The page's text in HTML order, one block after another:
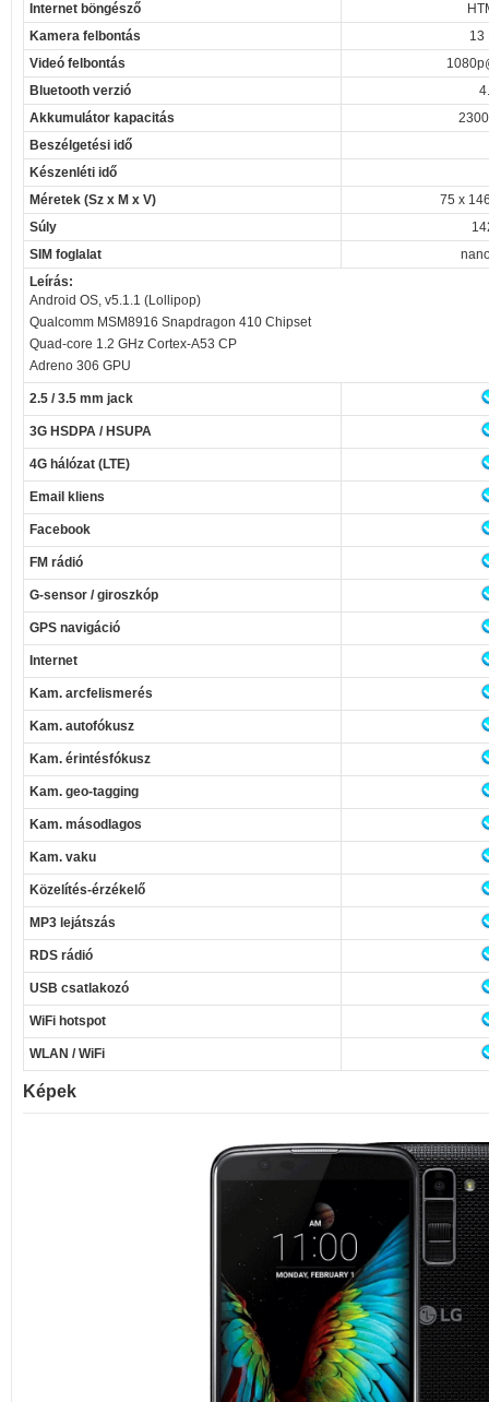
Internet böngésző
Kamera felbontás
13
Videó felbontás
Bluetooth verzió
Akkumulátor kapacitás
Beszélgetési idő
Készenléti idő
Méretek (Sz x M x V)
75 x
Súly
SIM foglalat
Leírás:
Android OS, v5.1.1 (Lollipop)
Qualcomm MSM8916 Snapdragon 410 Chipset
Quad-core 1.2 GHz Cortex-A53 CP
Adreno 306 GPU
2.5 / 3.5 mm jack
3G HSDPA / HSUPA
4G hálózat (LTE)
Email kliens
Facebook
FM rádió
G-sensor / giroszkóp
GPS navigáció
Internet
Kam. arcfelismerés
Kam. autofókusz
Kam. érintésfókusz
Kam. geo-tagging
Kam. másodlagos
Kam. vaku
Közelítés-érzékelő
MP3 lejátszás
RDS rádió
USB csatlakozó
WiFi hotspot
WLAN / WiFi
Képek